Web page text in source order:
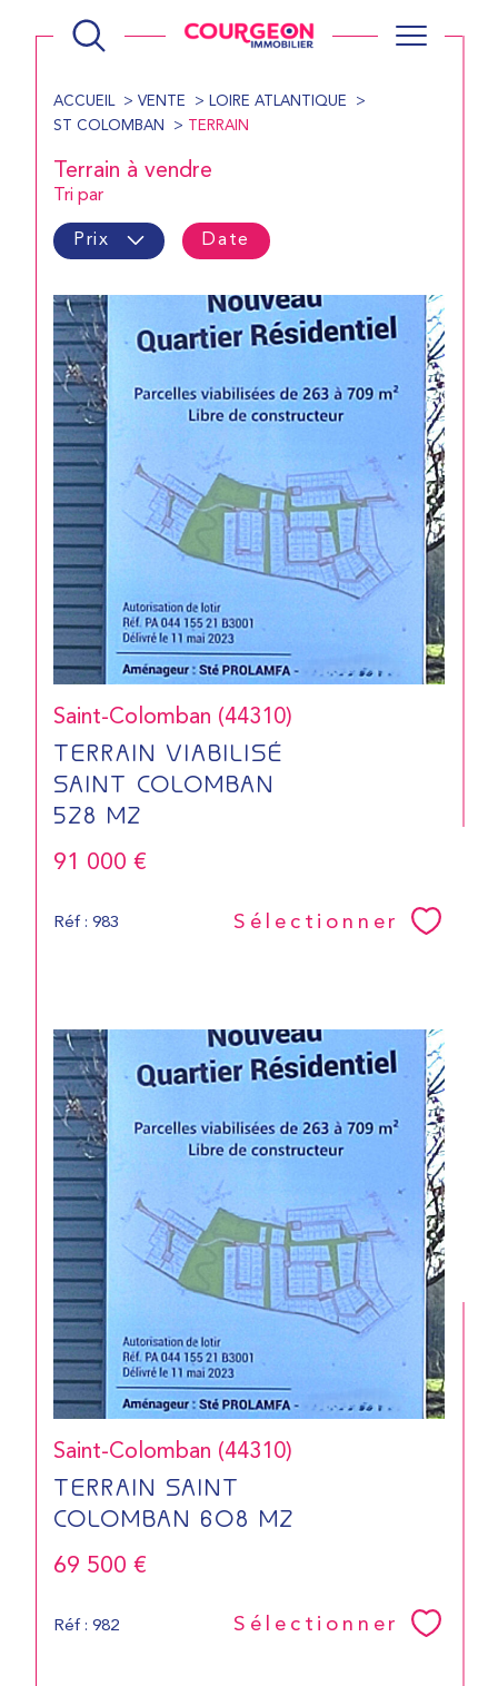
ACCUEIL VENTE
LOIRE ATLANTIQUE
ST COLOMBAN
TERRAIN
Terrain à vendre
Tri par
Prix Date
Saint-Colomban (44310)
TERRAIN VIABILISÉ
SAINT COLOMBAN
528 M2
91 000 €
Réf : 983 Sélectionner
Saint-Colomban (44310)
TERRAIN SAINT
COLOMBAN 608 M2
69 500 €
Réf : 982 Sélectionner